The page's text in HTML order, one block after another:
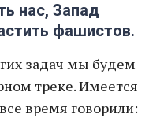
нас, Запад
фашистов.
задач мы будем
треке. Имеется
время говорили: